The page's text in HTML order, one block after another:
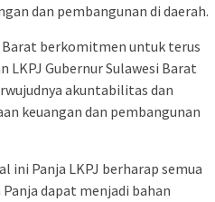
dan pembangunan di daerah.
Barat berkomitmen untuk terus
LKPJ Gubernur Sulawesi Barat
akuntabilitas dan
keuangan dan pembangunan
ini Panja LKPJ berharap semua
dapat menjadi bahan